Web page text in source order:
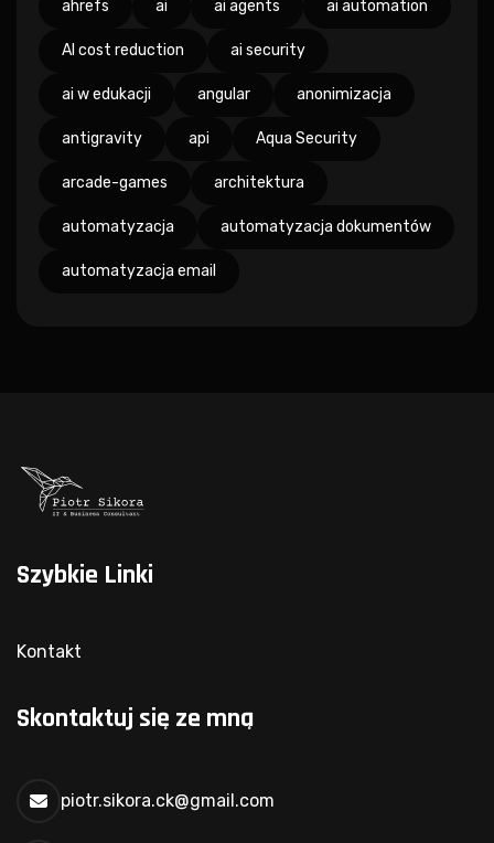
ahrefs ai ai agents ai automation
AI cost reduction ai security
ai w edukacji angular anonimizacja
antigravity api Aqua Security
arcade-games architektura
automatyzacja automatyzacja dokumentów
automatyzacja email
Szybkie Linki
Kontakt
Skontaktuj się ze mną
piotr.sikora.ck@gmail.com